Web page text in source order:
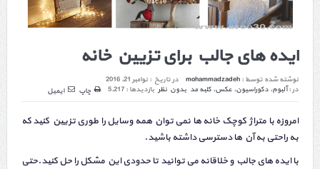
ایده های جالب برای تزیین خانه
نوشته شده توسط : mohammadzadeh در تاریخ : نوامبر 21, 2016
در :آلبوم, دکوراسیون, عکس, کلبه مد بدون نظر بازدیدها : 5,217 چاپ ایمیل
امروزه با متراژ کوچک خانه ها نمی توان همه وسایل را طوری تزیین کنید که
به راحتی به آن ها دسترسی داشته باشید.
با ایده های جالب و خلاقانه می توانید تا حدودی این مشکل را حل کنید.حتی